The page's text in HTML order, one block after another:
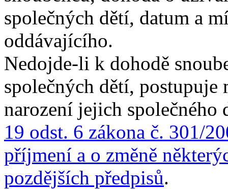
společných dětí, datum a
oddávajícího.
Nedojde-li k dohodě
společných dětí,
narození jejich společného
19 odst. 6 zákona č. 301/
příjmení a o změně
pozdějších předpisů.